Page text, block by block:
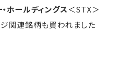
ホールディングス＜STX＞
関連銘柄も買われました